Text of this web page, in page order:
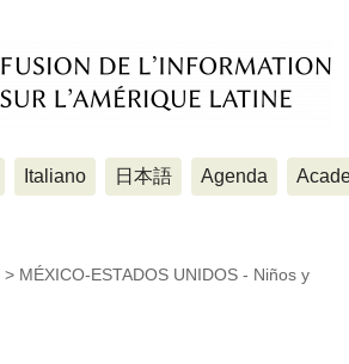
Italiano 日本語 Agenda
> MÉXICO-ESTADOS UNIDOS - Niños y